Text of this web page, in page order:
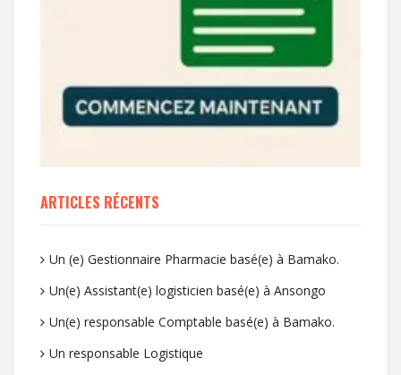
ARTICLES RÉCENTS
Un (e) Gestionnaire Pharmacie basé(e) à Bamako.
Un(e) Assistant(e) logisticien basé(e) à Ansongo
Un(e) responsable Comptable basé(e) à Bamako.
Un responsable Logistique